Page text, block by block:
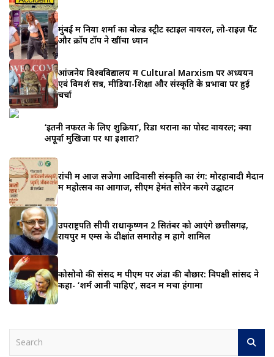
मुंबई में निया शर्मा का बोल्ड स्ट्रीट स्टाइल वायरल, लो-राइज़ पैंट
और क्रॉप टॉप ने खींचा ध्यान
आंजनेय विश्वविद्यालय में Cultural Marxism पर अध्ययन
एवं विमर्श सत्र, मीडिया-शिक्षा और संस्कृति के प्रभावों पर हुई
चर्चा
‘इतनी नफरत के लिए शुक्रिया’, रिडा थराना का पोस्ट वायरल; क्या
अपूर्वा मुखिजा पर था इशारा?
रांची में आज सजेगा आदिवासी संस्कृति का रंग: मोरहाबादी मैदान
में महोत्सव का आगाज, सीएम हेमंत सोरेन करेंगे उद्घाटन
उपराष्ट्रपति सीपी राधाकृष्णन 2 सितंबर को आएंगे छत्तीसगढ़,
रायपुर में एम्स के दीक्षांत समारोह में होंगे शामिल
कोसोवो की संसद में पीएम पर अंडों की बौछार: विपक्षी सांसद ने
कहा- ‘शर्म आनी चाहिए’, सदन में मचा हंगामा